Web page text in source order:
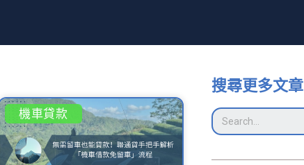
機車貸款
搜尋更多文章